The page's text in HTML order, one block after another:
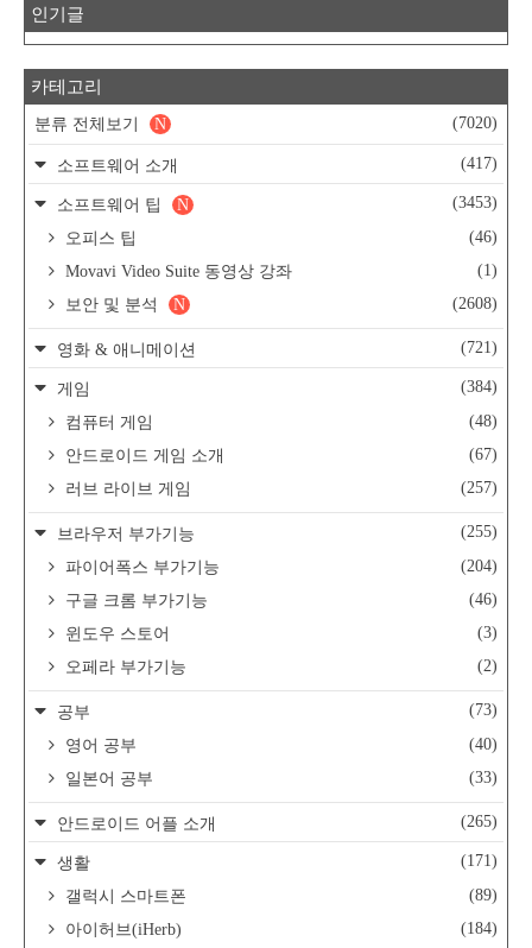
인기글
카테고리
분류 전체보기 (7020)
N
소프트웨어 소개 (417)
소프트웨어 팁 (3453)
N
오피스 팁
(46)
Movavi Video Suite 동영상 강좌
(1)
보안 및 분석
(2608)
N
영화 & 애니메이션 (721)
게임
(384)
컴퓨터 게임
(48)
안드로이드 게임 소개
(67)
러브 라이브 게임
(257)
브라우저 부가기능
(255)
파이어폭스 부가기능
(204)
구글 크롬 부가기능
(46)
윈도우 스토어
(3)
오페라 부가기능
(2)
공부
(73)
영어 공부
(40)
일본어 공부
(33)
안드로이드 어플 소개 (265)
생활
(171)
갤럭시 스마트폰
(89)
아이허브(iHerb)
(184)